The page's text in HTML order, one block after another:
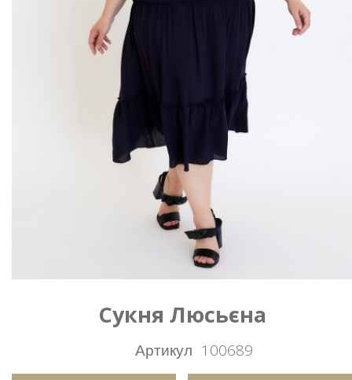
Сукня Люсьєна
Артикул 100689